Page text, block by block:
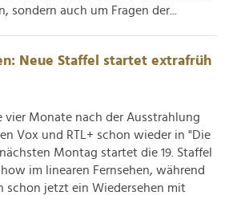
sondern auch um Fragen der...
Neue Staffel startet extrafrüh
vier Monate nach der Ausstrahlung
Vox und RTL+ schon wieder in "Die
Montag startet die 19. Staffel
im linearen Fernsehen, während
schon jetzt ein Wiedersehen mit